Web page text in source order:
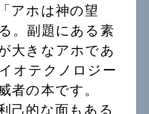
アホは神の望
。副題にある素
大きなアホであ
オテクノロジー
者の本です。
己的な面もある